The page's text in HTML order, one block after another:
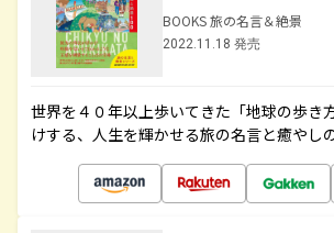
BOOKS 旅の名言＆絶景
2022.11.18 発売
世界を４０年以上歩いてきた「地球の歩き
けする、人生を輝かせる旅の名言と癒やし